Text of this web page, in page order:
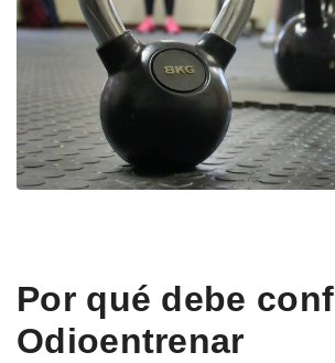
Por qué debe
Odioentrenar